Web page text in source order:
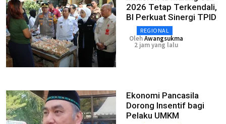
2026 Tetap Terkendali,
BI Perkuat Sinergi TPID
REGIONAL
OlehAwangsukma
2 jam yang lalu
Ekonomi Pancasila
Dorong Insentif bagi
Pelaku UMKM